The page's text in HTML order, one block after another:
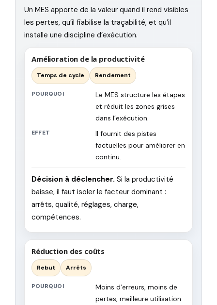
Un MES apporte de la valeur quand il rend visibles
les pertes, qu’il fiabilise la traçabilité, et qu’il
installe une discipline d’exécution.
Amélioration de la productivité
Temps de cycle Rendement
POURQUOI
Le MES structure les étapes
et réduit les zones grises
dans l’exécution.
EFFET
Il fournit des pistes
factuelles pour améliorer en
continu.
Décision à déclencher. Si la productivité
baisse, il faut isoler le facteur dominant :
arrêts, qualité, réglages, charge,
compétences.
Réduction des coûts
Rebut Arrêts
POURQUOI
Moins d’erreurs, moins de
pertes, meilleure utilisation